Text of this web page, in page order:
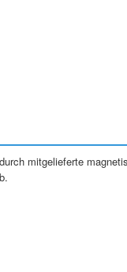
mitgelieferte